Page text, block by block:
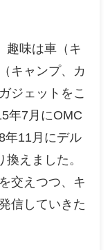
趣味は車（キ
キャンプ、カ
ジェットをこ
年7月にOMC
年11月にデル
えました。
交えつつ、キ
信していきた